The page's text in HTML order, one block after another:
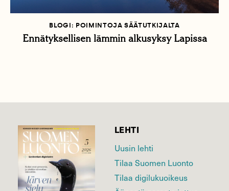
BLOGI: POIMINTOJA SÄÄTUTKIJALTA
Ennätyksellisen lämmin alkusyksy Lapissa
LEHTI
Uusin lehti
Tilaa Suomen Luonto
Tilaa digilukuoikeus